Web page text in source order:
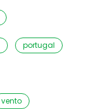
portugal
vento